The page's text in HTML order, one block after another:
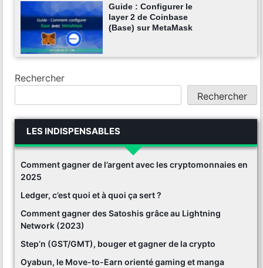
Guide : Configurer le
layer 2 de Coinbase
(Base) sur MetaMask
Rechercher
Rechercher
LES INDISPENSABLES
Comment gagner de l’argent avec les cryptomonnaies en
2025
Ledger, c’est quoi et à quoi ça sert ?
Comment gagner des Satoshis grâce au Lightning
Network (2023)
Step’n (GST/GMT), bouger et gagner de la crypto
Oyabun, le Move-to-Earn orienté gaming et manga